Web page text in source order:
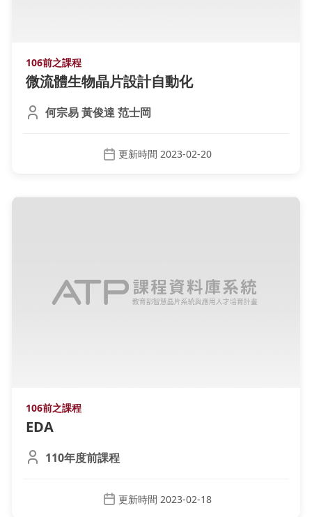
106前之課程
微流體生物晶片設計自動化
何宗易 黃俊達 范士岡
更新時間 2023-02-20
106前之課程
EDA
110年度前課程
更新時間 2023-02-18